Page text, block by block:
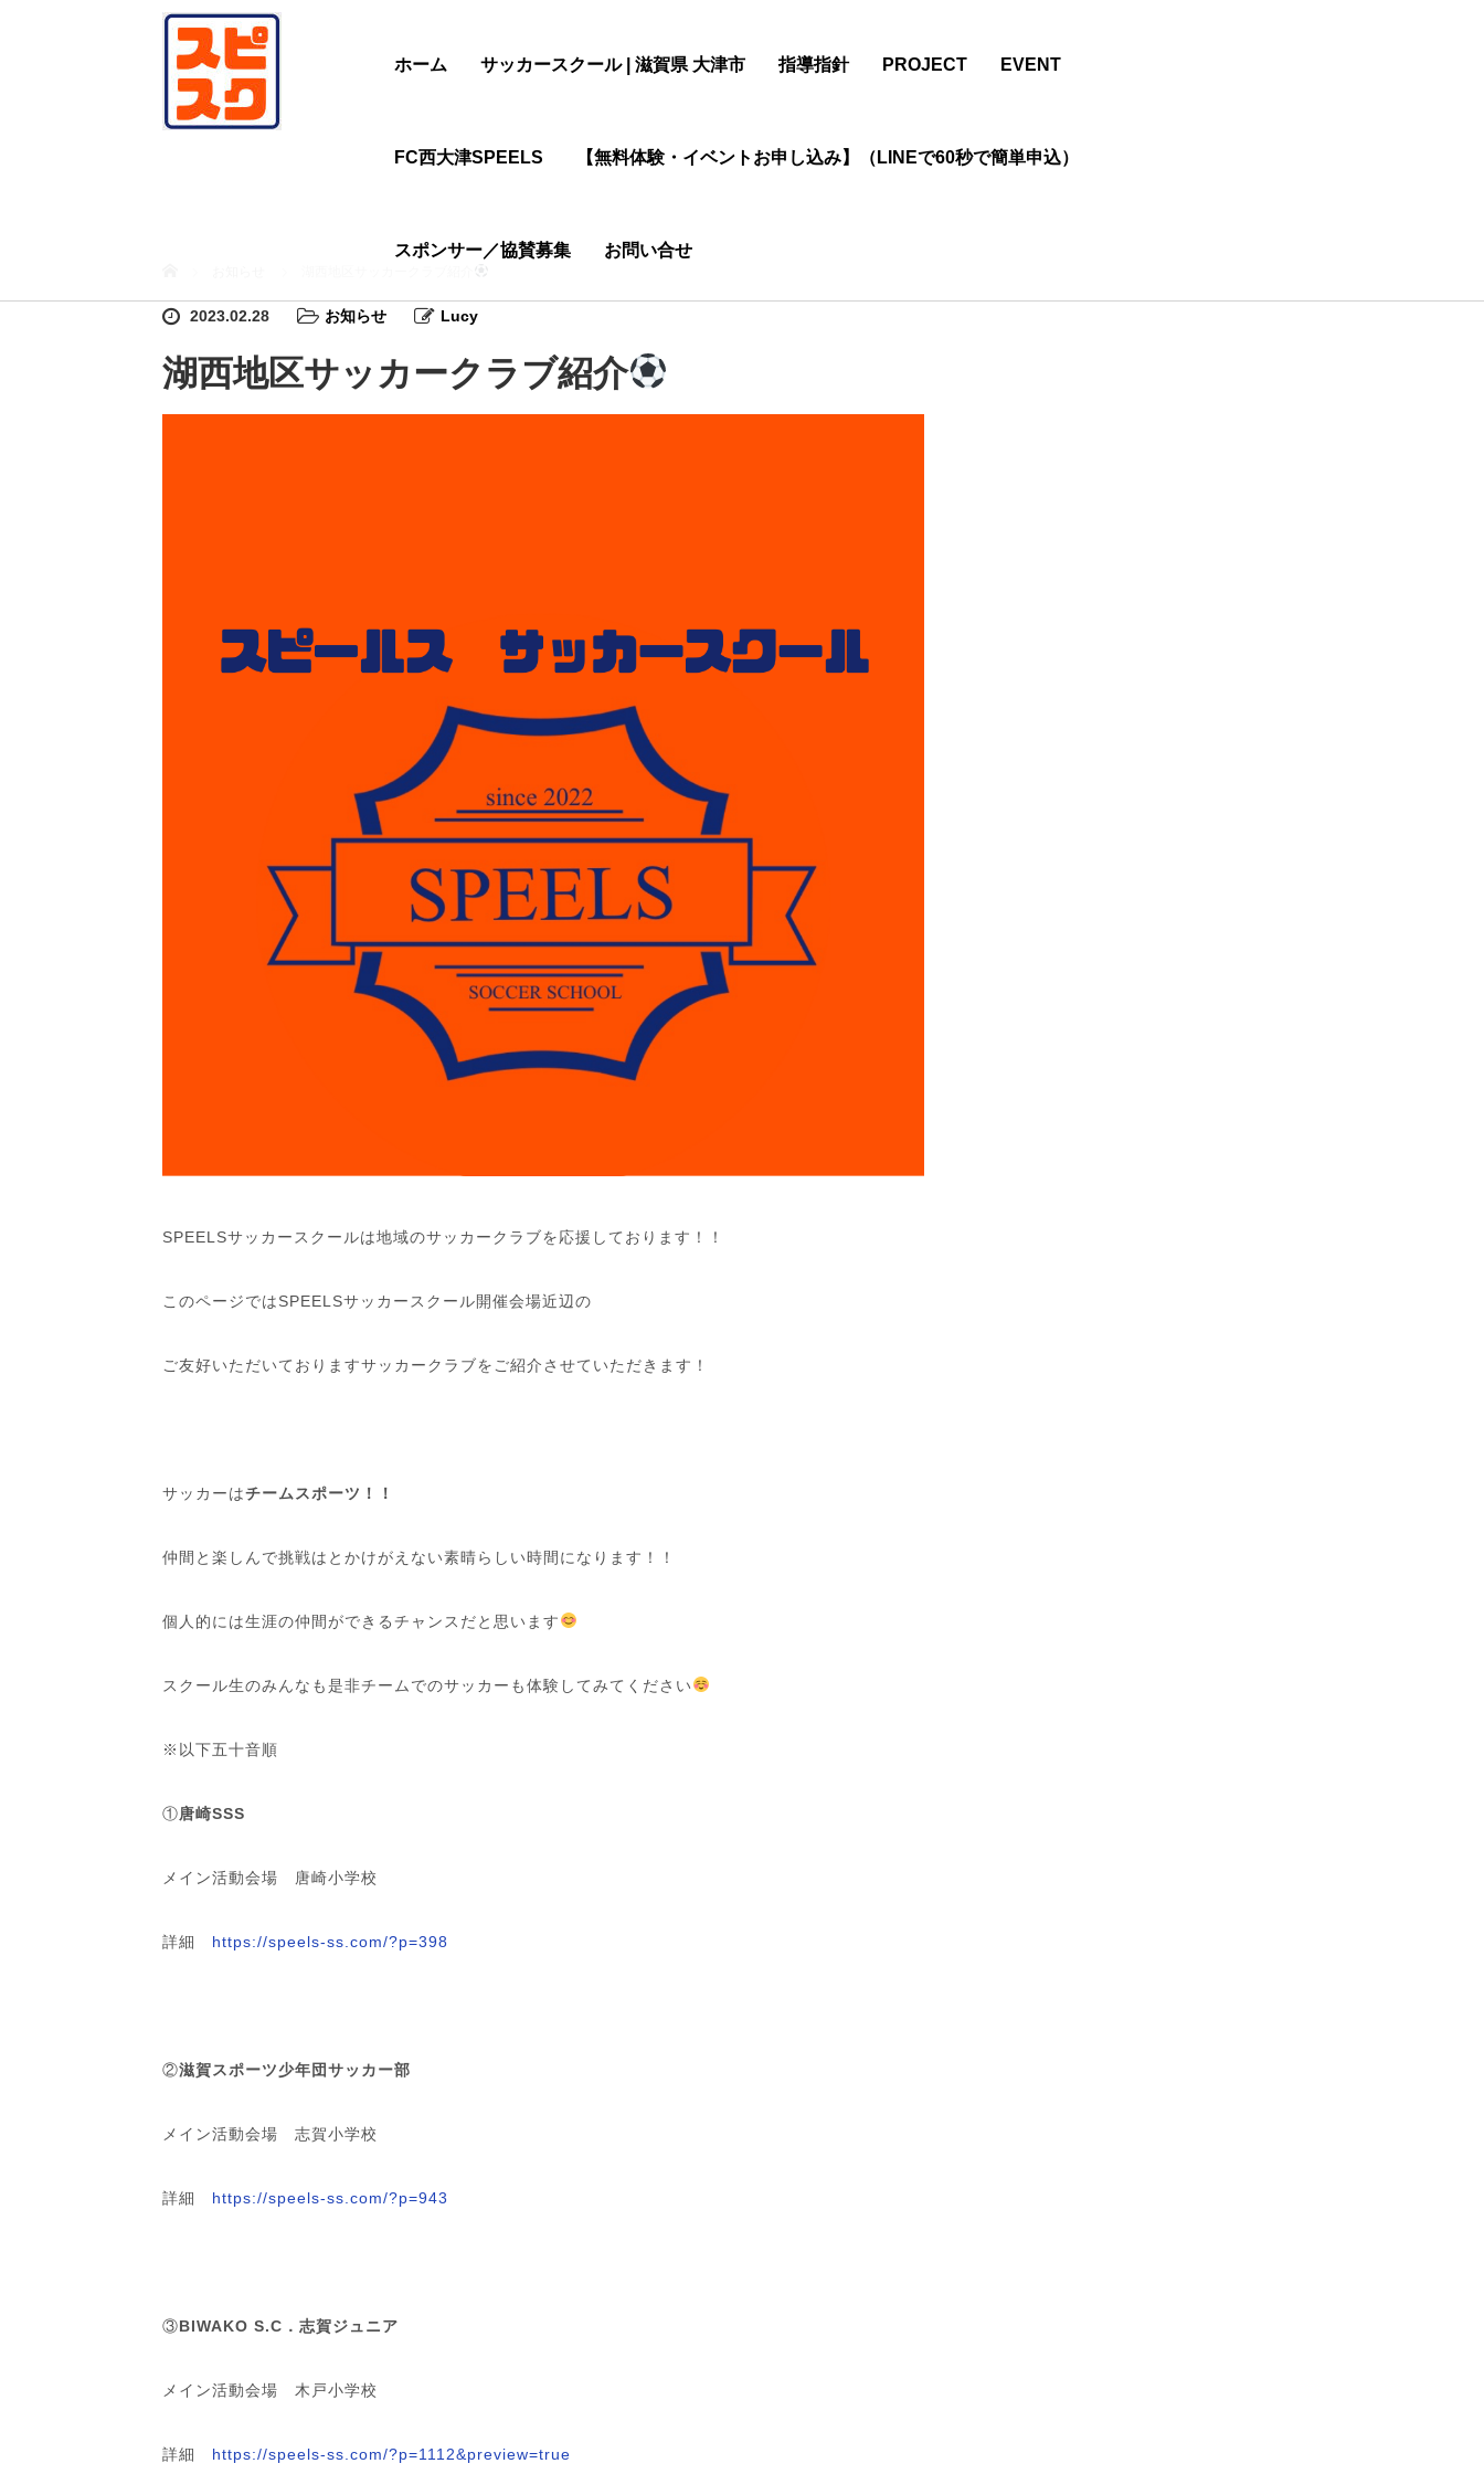
ホーム サッカースクール | 滋賀県 大津市 指導指針 PROJECT EVENT
FC西大津SPEELS 【無料体験・イベントお申し込み】（LINEで60秒で簡単申込）
スポンサー／協賛募集 お問い合せ
2023.02.28 お知らせ Lucy
湖西地区サッカークラブ紹介
SPEELSサッカースクールは地域のサッカークラブを応援しております！！
このページではSPEELSサッカースクール開催会場近辺の
ご友好いただいておりますサッカークラブをご紹介させていただきます！
サッカーはチームスポーツ！！
仲間と楽しんで挑戦はとかけがえない素晴らしい時間になります！！
個人的には生涯の仲間ができるチャンスだと思います
スクール生のみんなも是非チームでのサッカーも体験してみてください
※以下五十音順
①唐崎SSS
メイン活動会場 唐崎小学校
詳細 https://speels-ss.com/?p=398
②滋賀スポーツ少年団サッカー部
メイン活動会場 志賀小学校
詳細 https://speels-ss.com/?p=943
③BIWAKO S.C．志賀ジュニア
メイン活動会場 木戸小学校
詳細 https://speels-ss.com/?p=1112&preview=true